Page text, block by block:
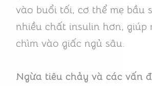
vào buổi tối, cơ thể mẹ bầu
nhiều chất insulin hơn, giúp
chìm vào giấc ngủ sâu.
Ngừa tiêu chảy và các vấn